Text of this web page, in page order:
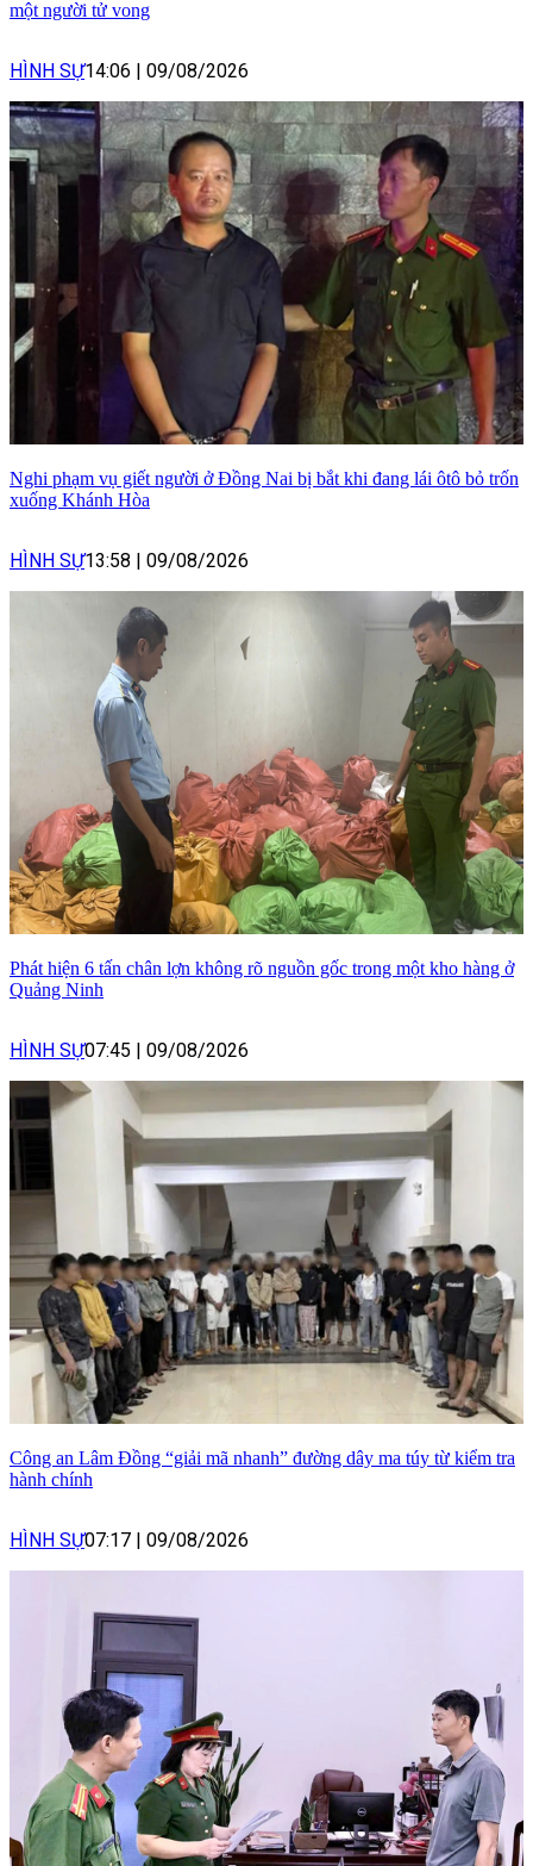
một người tử vong
HÌNH SỰ14:06 09/08/2026
Nghi phạm vụ giết người ở Đồng Nai bị bắt khi đang lái ôtô bỏ trốn
xuống Khánh Hòa
HÌNH SỰ13:58 09/08/2026
Phát hiện 6 tấn chân lợn không rõ nguồn gốc trong một kho hàng ở
Quảng Ninh
HÌNH SỰ07:45 09/08/2026
Công an Lâm Đồng “giải mã nhanh” đường dây ma túy từ kiểm tra
hành chính
HÌNH SỰ07:17 09/08/2026